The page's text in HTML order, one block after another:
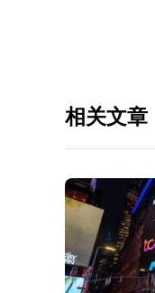
相关文章